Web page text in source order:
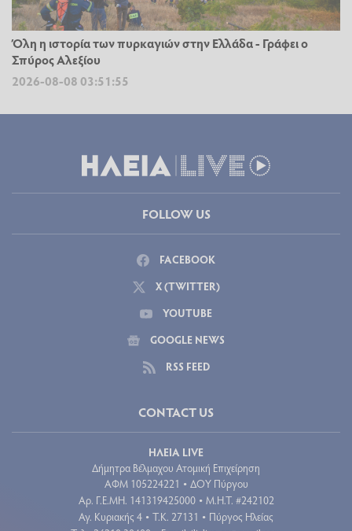
Όλη η ιστορία των πυρκαγιών στην Ελλάδα - Γράφει ο
Σπύρος Αλεξίου
2026-08-08 03:51:55
FOLLOW US
FACEBOOK
X (TWITTER)
YOUTUBE
GOOGLE NEWS
RSS FEED
CONTACT US
ΗΛΕΙΑ LIVE
Δήμητρα Βέλμαχου Ατομική Επιχείρηση
ΑΦΜ 105224221 • ΔΟΥ Πύργου
Aρ. Γ.Ε.ΜΗ. 141319425000 • Μ.Η.Τ. #242102
Αγ. Κυριακής 4 • Τ.Κ. 27131 • Πύργος Ηλείας